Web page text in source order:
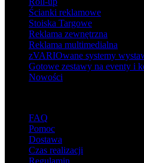
Ścianki reklamowe
Stoiska Targowe
Reklama zewnętrzna
Reklama multimedialna
zVARIOwane systemy
Gotowe zestawy na eventy i
Nowości
FAQ
Pomoc
Dostawa
Czas realizacji
Regulamin